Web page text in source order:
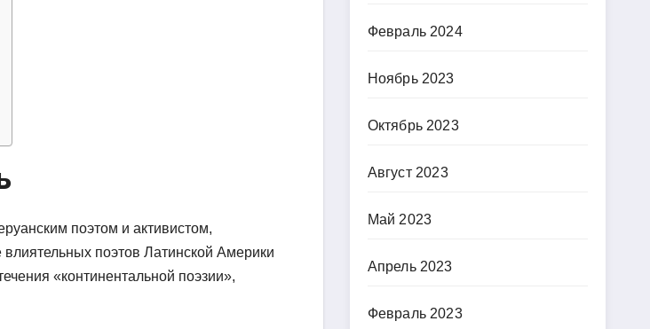
поэтом и активистом,
поэтов Латинской Америки
«континентальной поэзии»,
Февраль 2024
Ноябрь 2023
Октябрь 2023
Август 2023
Май 2023
Апрель 2023
Февраль 2023